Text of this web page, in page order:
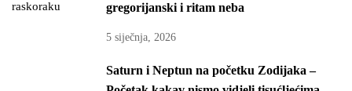
gregorijanski i ritam neba
5 siječnja, 2026
Saturn i Neptun na početku Zodijaka –